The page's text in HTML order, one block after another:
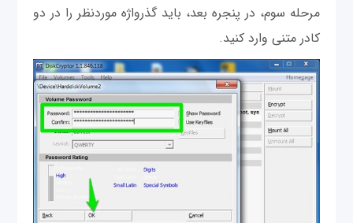
مرحله سوم، در پنجره بعد، باید گذرواژه موردنظر را در دو
کادر متنی وارد کنید.